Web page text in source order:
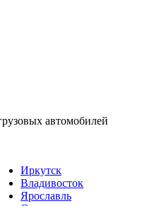
автомобилей
Иркутск
Владивосток
Ярославль